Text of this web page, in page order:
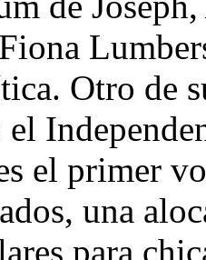
Otro de
el
el primer
una
para